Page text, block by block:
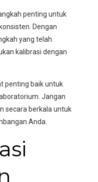
penting untuk
Dengan
yang telah
kalibrasi dengan
penting baik untuk
Jangan
secara berkala untuk
Anda.